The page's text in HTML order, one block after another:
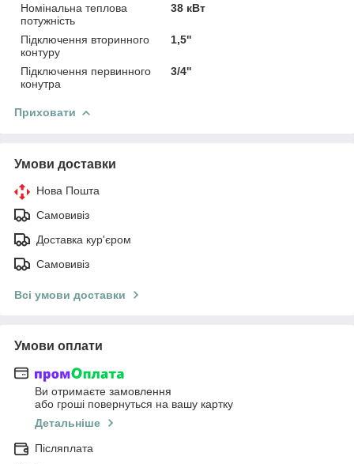
Номінальна теплова
потужність
38 кВт
Підключення вторинного
контуру
1,5''
Підключення первинного
конутра
3/4''
Приховати
Умови доставки
Нова Пошта
Самовивіз
Доставка кур'єром
Самовивіз
Всі умови доставки
Умови оплати
Ви отримаєте замовлення
або гроші повернуться на вашу картку
Детальніше
Післяплата